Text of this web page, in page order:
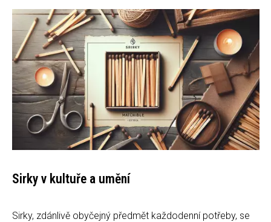
Sirky v kultuře a umění
Sirky, zdánlivě obyčejný předmět každodenní potřeby, se